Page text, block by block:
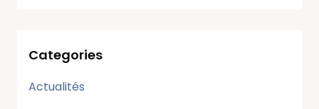
Categories
Actualités